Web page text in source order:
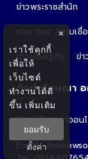
ข่าวพระราชสำนัก
หวย ดวง ความเชื่อ
ข่าวเศรษฐกิจ
ข่
ติดต่อโฆษณา อ
ติดต่อโฆษณาออน
คุณอ้อ
Email :
×
เราใช้คุกกี้
เพื่อให้
เว็บไซต์
ทำงานได้ดี
ขึ้น เพิ่มเติม
ยอมรับ
ตั้งค่า